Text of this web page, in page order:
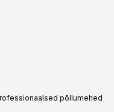
põllumehed